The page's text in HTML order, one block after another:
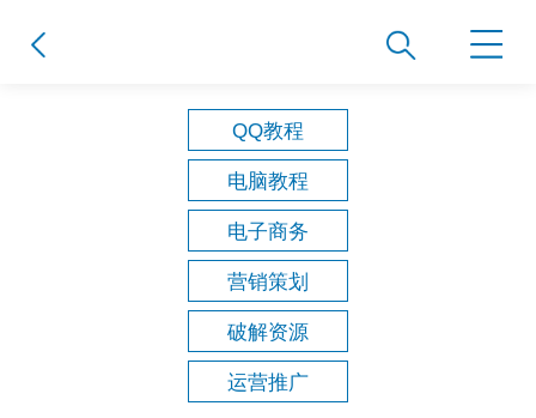
QQ教程
电脑教程
电子商务
营销策划
破解资源
运营推广